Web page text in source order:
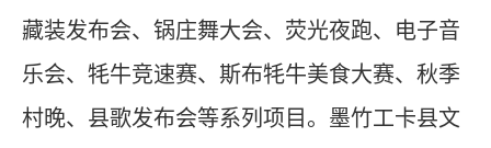
藏装发布会、锅庄舞大会、荧光夜跑、电子音
乐会、牦牛竞速赛、斯布牦牛美食大赛、秋季
村晚、县歌发布会等系列项目。墨竹工卡县文